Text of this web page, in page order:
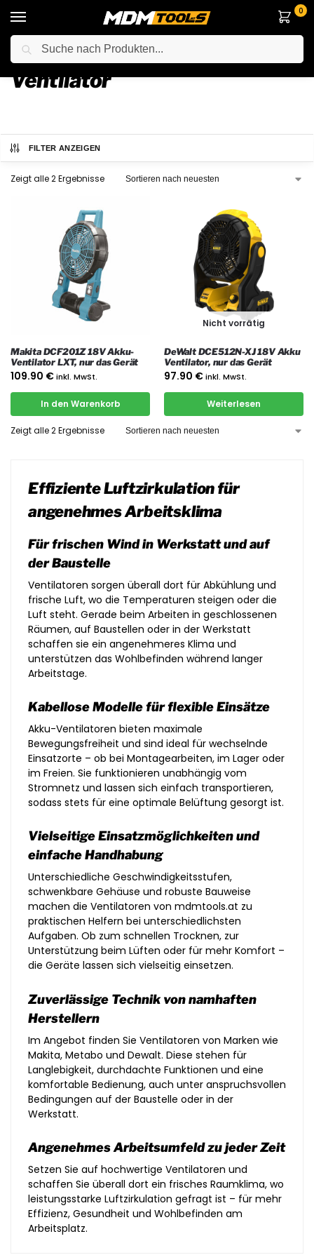
0
Startseite / Elektrowerkzeuge / Anderes Elektrowerkzeuge
Ventilator
FILTER ANZEIGEN
Zeigt alle 2 Ergebnisse
Makita DCF201Z 18V Akku-
Ventilator LXT, nur das Gerät
109.90 €inkl. MwSt.
In den Warenkorb
Nicht vorrätig
DeWalt DCE512N-XJ 18V Akku
Ventilator, nur das Gerät
97.90 €inkl. MwSt.
Weiterlesen
Zeigt alle 2 Ergebnisse
Effiziente Luftzirkulation für
angenehmes Arbeitsklima
Für frischen Wind in Werkstatt und auf
der Baustelle
Ventilatoren sorgen überall dort für Abkühlung und
frische Luft, wo die Temperaturen steigen oder die
Luft steht. Gerade beim Arbeiten in geschlossenen
Räumen, auf Baustellen oder in der Werkstatt
schaffen sie ein angenehmeres Klima und
unterstützen das Wohlbefinden während langer
Arbeitstage.
Kabellose Modelle für flexible Einsätze
Akku-Ventilatoren bieten maximale
Bewegungsfreiheit und sind ideal für wechselnde
Einsatzorte – ob bei Montagearbeiten, im Lager oder
im Freien. Sie funktionieren unabhängig vom
Stromnetz und lassen sich einfach transportieren,
sodass stets für eine optimale Belüftung gesorgt ist.
Vielseitige Einsatzmöglichkeiten und
einfache Handhabung
Unterschiedliche Geschwindigkeitsstufen,
schwenkbare Gehäuse und robuste Bauweise
machen die Ventilatoren von mdmtools.at zu
praktischen Helfern bei unterschiedlichsten
Aufgaben. Ob zum schnellen Trocknen, zur
Unterstützung beim Lüften oder für mehr Komfort –
die Geräte lassen sich vielseitig einsetzen.
Zuverlässige Technik von namhaften
Herstellern
Im Angebot finden Sie Ventilatoren von Marken wie
Makita, Metabo und Dewalt. Diese stehen für
Langlebigkeit, durchdachte Funktionen und eine
komfortable Bedienung, auch unter anspruchsvollen
Bedingungen auf der Baustelle oder in der
Werkstatt.
Angenehmes Arbeitsumfeld zu jeder Zeit
Setzen Sie auf hochwertige Ventilatoren und
schaffen Sie überall dort ein frisches Raumklima, wo
leistungsstarke Luftzirkulation gefragt ist – für mehr
Effizienz, Gesundheit und Wohlbefinden am
Arbeitsplatz.